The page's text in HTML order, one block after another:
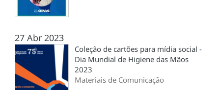
27 Abr 2023
Coleção de cartões para mídia social -
Dia Mundial de Higiene das Mãos
2023
Materiais de Comunicação